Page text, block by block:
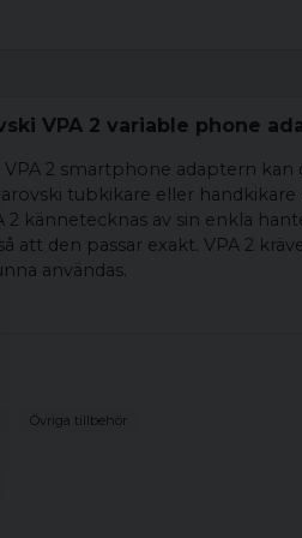
VPA 2 variable phone
2 smartphone adaptern kan
tubkikare eller handkikare
2 kännetecknas av sin enkla
att den passar exakt. VPA 2
användas.
Övriga tillbehör